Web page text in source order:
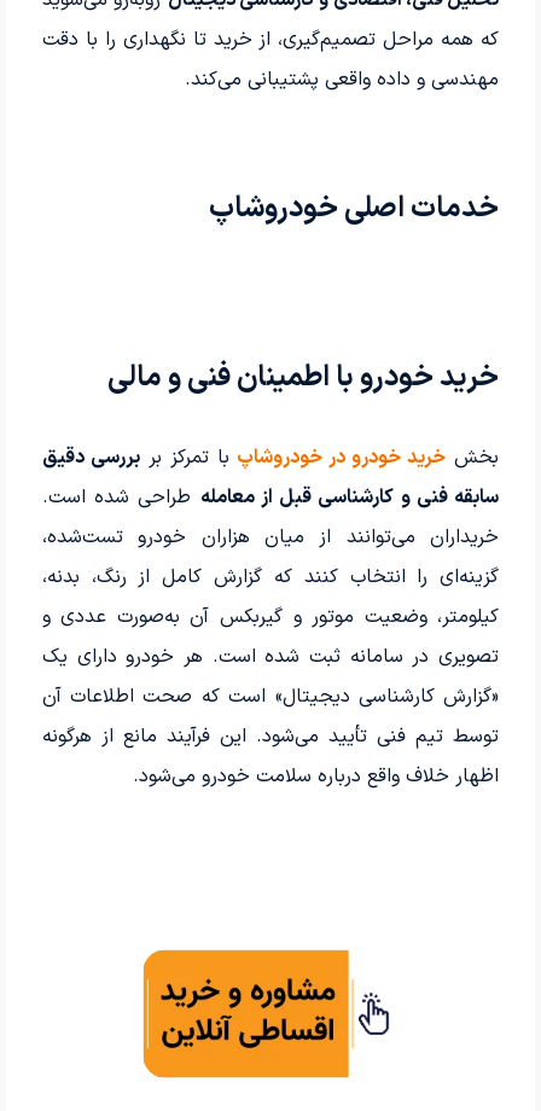
که همه مراحل تصمیم‌گیری، از خرید تا نگهداری را با دقت
مهندسی و داده واقعی پشتیبانی می‌کند.
خدمات اصلی خودروشاپ
خرید خودرو با اطمینان فنی و مالی
بخش خرید خودرو در خودروشاپ با تمرکز بربررسی دقیق
سابقه فنی و کارشناسی قبل از معامله طراحی شده است.
خریداران می‌توانند از میان هزاران خودرو تست‌شده،
گزینه‌ای را انتخاب کنند که گزارش کامل از رنگ، بدنه،
کیلومتر، وضعیت موتور و گیربکس آن به‌صورت عددی و
تصویری در سامانه ثبت شده است. هر خودرو دارای یک
«گزارش کارشناسی دیجیتال» است که صحت اطلاعات آن
توسط تیم فنی تأیید می‌شود. این فرآیند مانع از هرگونه
اظهار خلاف واقع درباره سلامت خودرو می‌شود.